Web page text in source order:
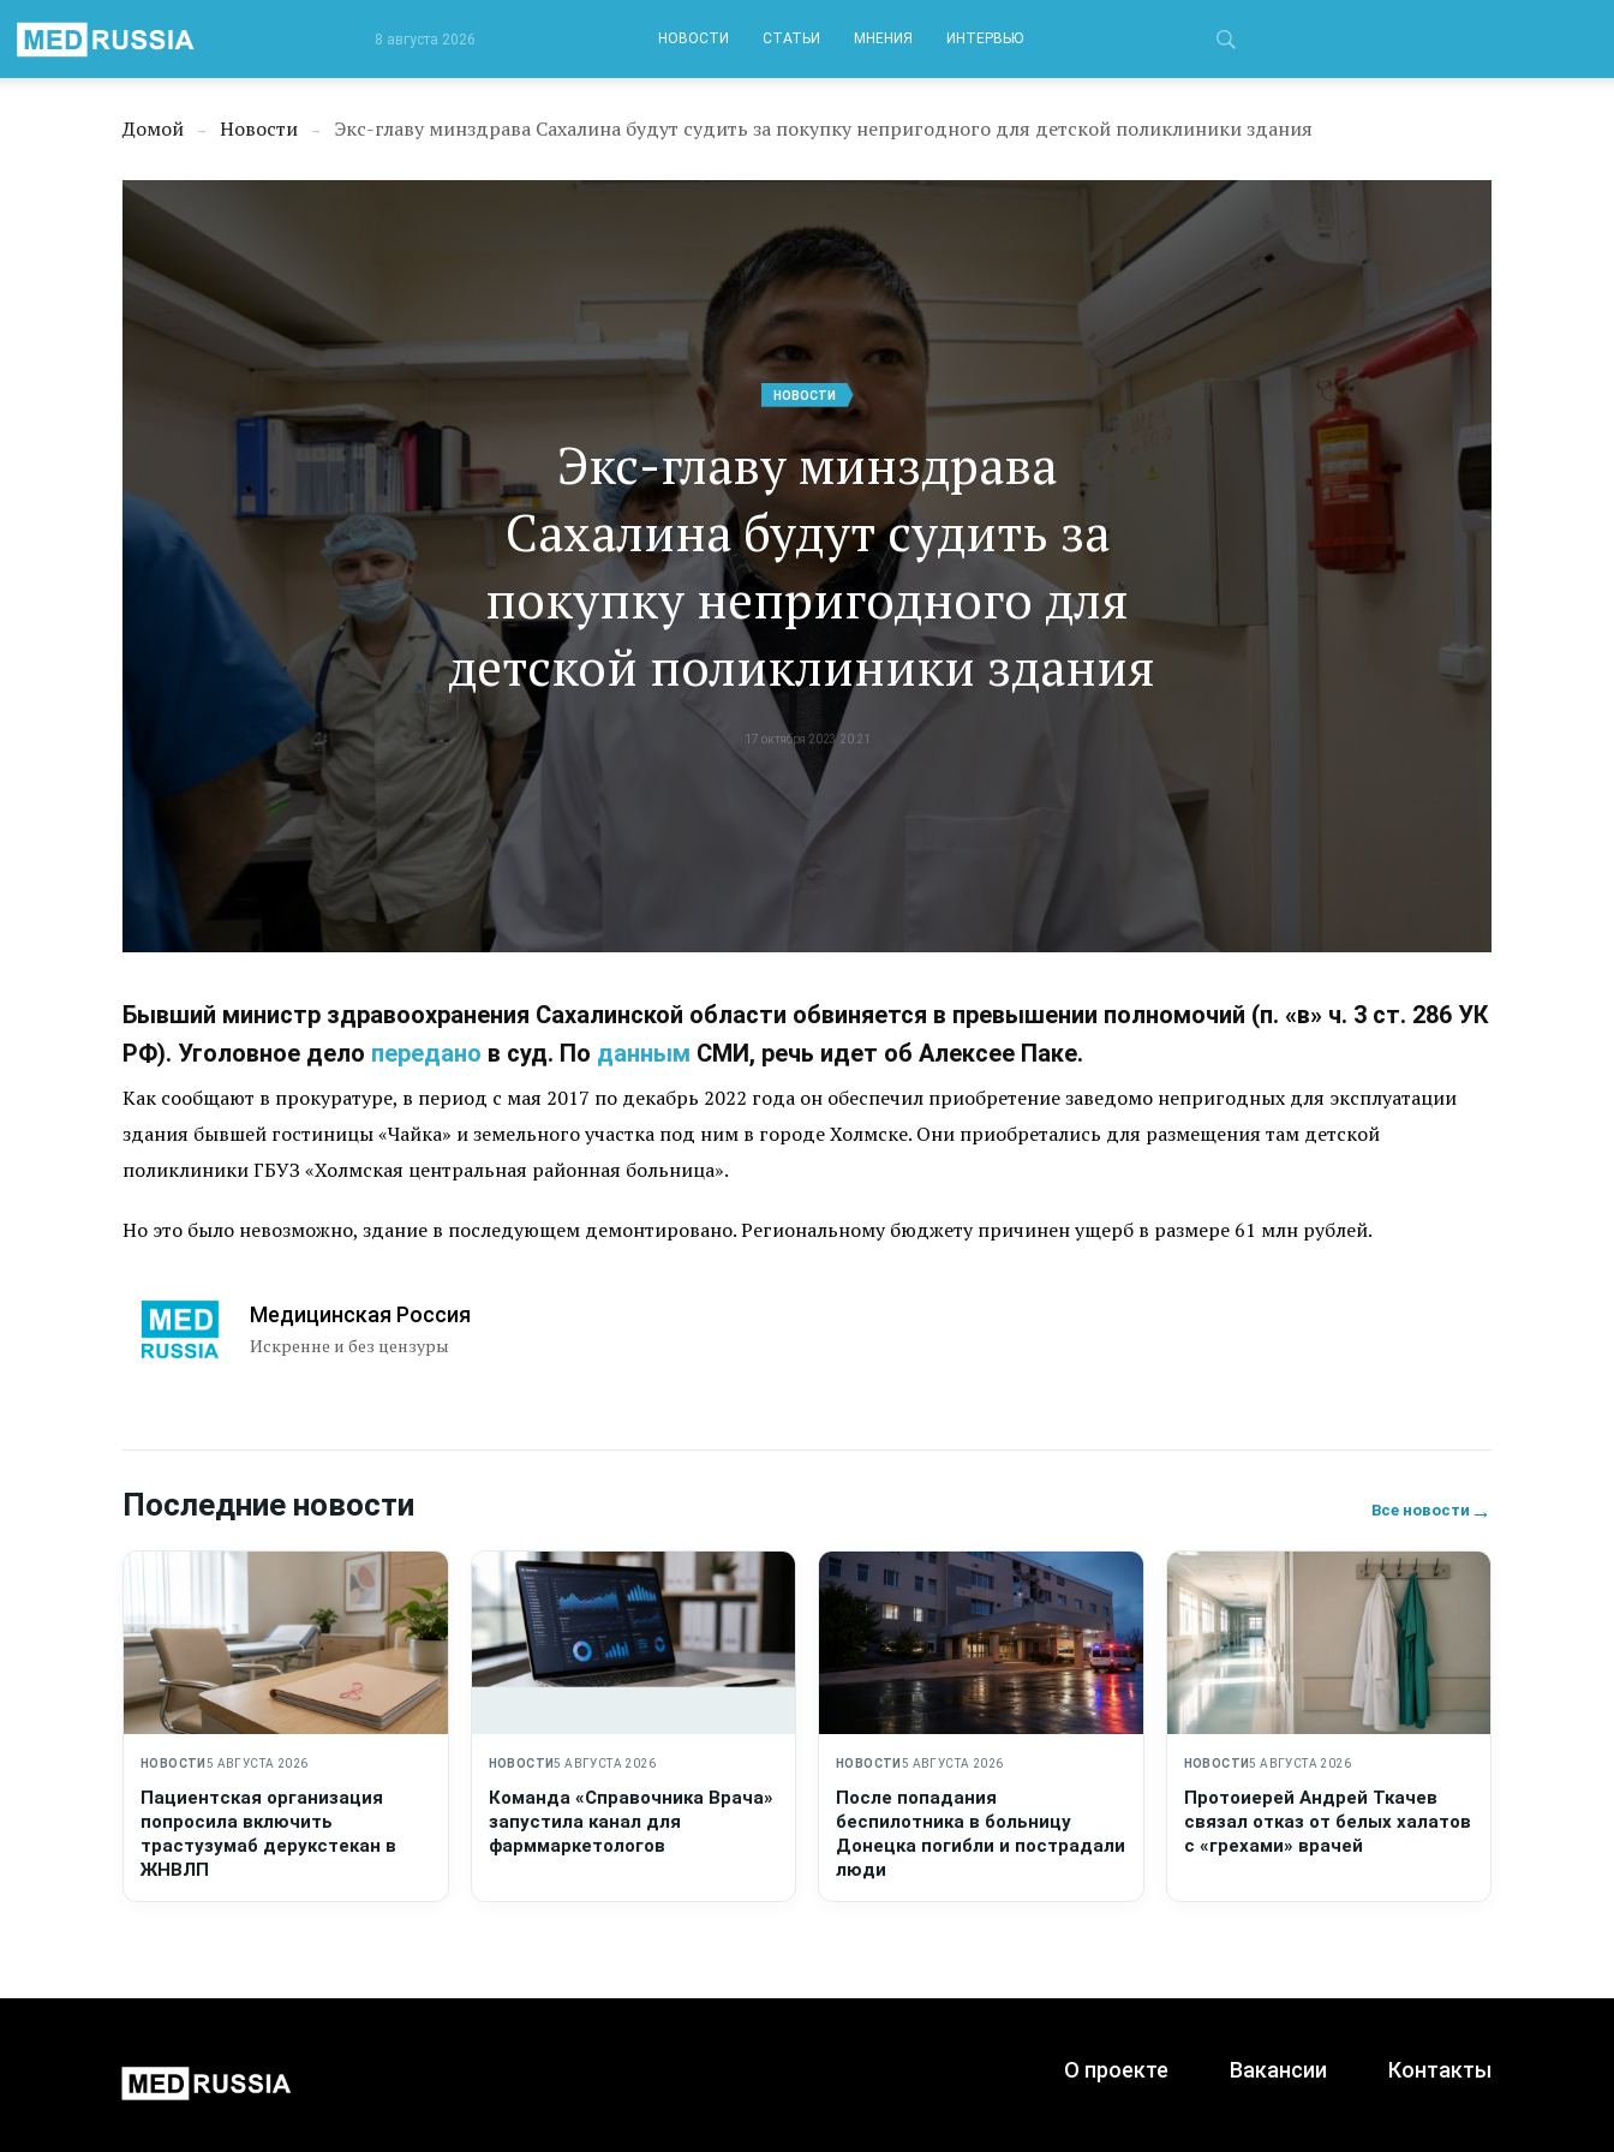
8 августа 2026 НОВОСТИ СТАТЬИ МНЕНИЯ ИНТЕРВЬЮ
Домой → Новости → Экс-главу минздрава Сахалина будут судить за покупку непригодного для детской поликлиники здания
НОВОСТИ
Экс-главу минздрава
Сахалина будут судить за
покупку непригодного для
детской поликлиники здания
17 октября 2023 20:21
Бывший министр здравоохранения Сахалинской области обвиняется в превышении полномочий (п. «в» ч. 3 ст. 286 УК
РФ). Уголовное дело передано в суд. По данным СМИ, речь идет об Алексее Паке.
Как сообщают в прокуратуре, в период с мая 2017 по декабрь 2022 года он обеспечил приобретение заведомо непригодных для эксплуатации
здания бывшей гостиницы «Чайка» и земельного участка под ним в городе Холмске. Они приобретались для размещения там детской
поликлиники ГБУЗ «Холмская центральная районная больница».
Но это было невозможно, здание в последующем демонтировано. Региональному бюджету причинен ущерб в размере 61 млн рублей.
Медицинская Россия
Искренне и без цензуры
Последние новости Все новости →
НОВОСТИ 5 АВГУСТА 2026
Пациентская организация
попросила включить
трастузумаб дерукстекан в
ЖНВЛП
НОВОСТИ5 АВГУСТА 2026
Команда «Справочника Врача»
запустила канал для
фарммаркетологов
НОВОСТИ 5 АВГУСТА 2026
После попадания
беспилотника в больницу
Донецка погибли и пострадали
люди
НОВОСТИ5 АВГУСТА 2026
Протоиерей Андрей Ткачев
связал отказ от белых халатов
с «грехами» врачей
О проекте Вакансии Контакты